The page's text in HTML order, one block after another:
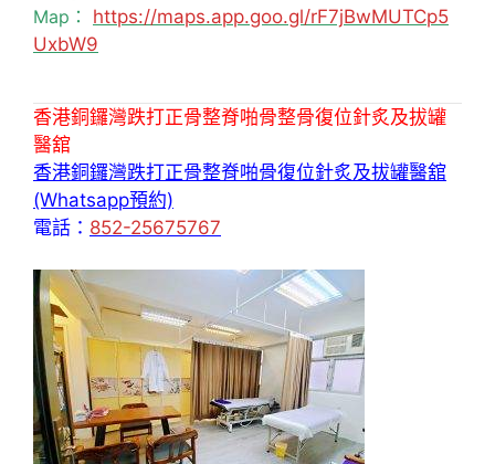
Map： https://maps.app.goo.gl/rF7jBwMUTCp5
UxbW9
香港銅鑼灣跌打正骨整脊啪骨整骨復位針炙及拔罐
醫舘
香港銅鑼灣跌打正骨整脊啪骨復位針炙及拔罐醫舘
(Whatsapp預約)
電話： 852-25675767